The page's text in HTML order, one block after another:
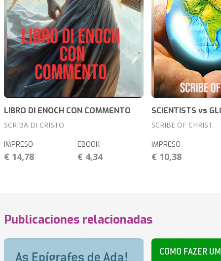
LIBRO DI ENOCH CON COMMENTO
SCRIBA DI CRISTO
IMPRESO
€ 14,78
EBOOK
€ 4,34
SCIENTISTS vs
SCRIBE OF CHRIST
IMPRESO
€ 10,38
Publicaciones relacionadas